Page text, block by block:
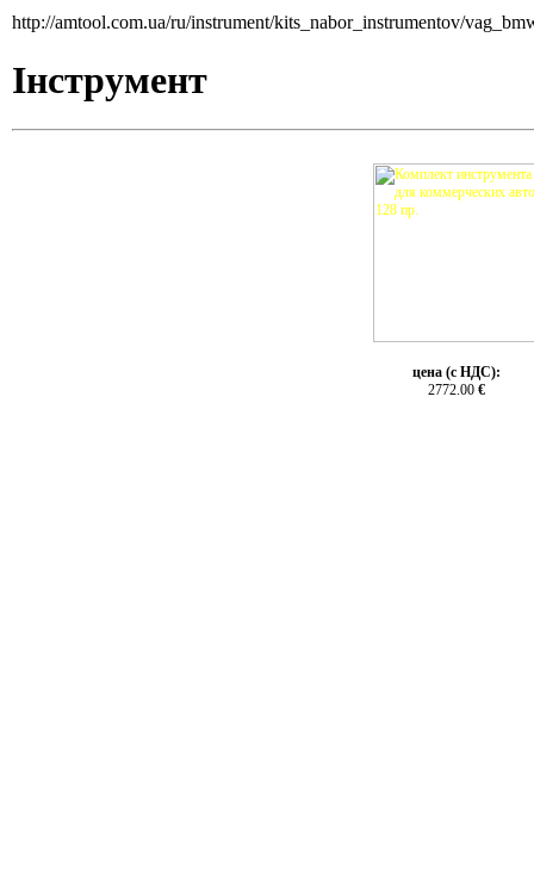
http://amtool.com.ua/ru/instrument/kits_nabor_instrumentov/
Інструмент
цена (с НДС):
2772.00 €